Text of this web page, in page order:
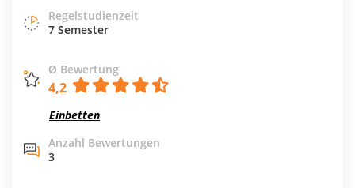
Regelstudienzeit
7 Semester
Ø Bewertung
4,2
Einbetten
Anzahl Bewertungen
3